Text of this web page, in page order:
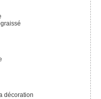
décoration